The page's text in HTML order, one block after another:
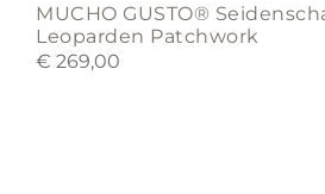
MUCHO GUSTO®
Leoparden Patchwork
€ 269,00